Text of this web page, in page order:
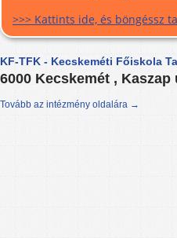
>>> Kattints ide, és böngéssz
KF-TFK - Kecskeméti Főiskola
6000 Kecskemét , Kaszap
Tovább az intézmény oldalára →